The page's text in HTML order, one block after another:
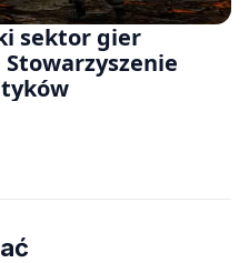
sektor gier